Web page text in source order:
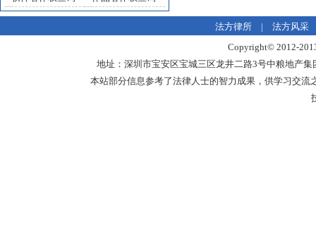
法方律所 |法方风采
Copyright© 2012-
地址：深圳市宝安区宝城三区龙井二路3号中粮地产
本站部分信息参考了法律人士的智力成果，供学习交